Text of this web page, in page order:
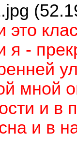
это
я -
мной
и в
и в